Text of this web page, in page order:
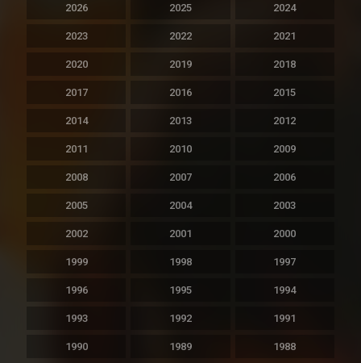
2026 2025 2024
2023 2022 2021
2020 2019 2018
2017 2016 2015
2014 2013 2012
2011 2010 2009
2008 2007 2006
2005 2004 2003
2002 2001 2000
1999 1998 1997
1996 1995 1994
1993 1992 1991
1990 1989 1988